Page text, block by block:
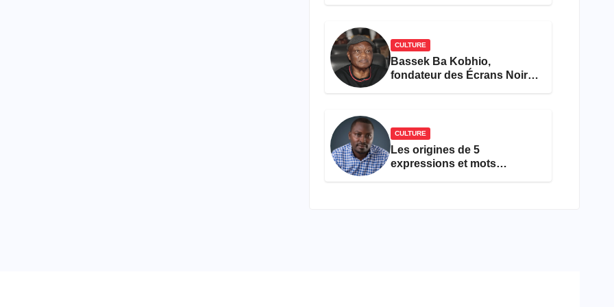
CULTURE
Bassek Ba Kobhio,
fondateur des Écrans Noirs,
CULTURE
Les origines de 5
expressions et mots